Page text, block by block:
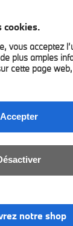
cookies.
vous acceptez
plus amples
cette page
Accepter
EN
notre shop